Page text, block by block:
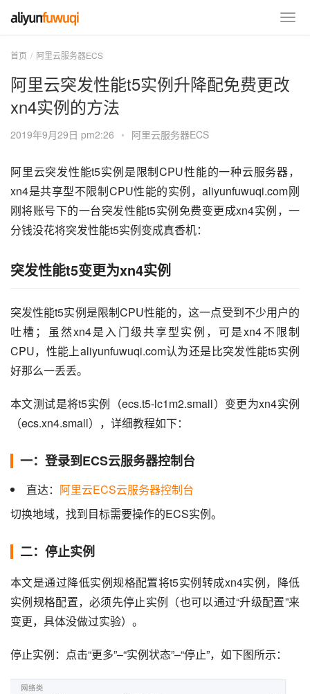
首页 阿里云服务器ECS
阿里云突发性能t5实例升降配免费更改
xn4实例的方法
2019年9月29日 pm2:26 • 阿里云服务器ECS
阿里云突发性能t5实例是限制CPU性能的一种云服务器，
xn4是共享型不限制CPU性能的实例，aliyunfuwuqi.com刚
刚将账号下的一台突发性能t5实例免费变更成xn4实例，一
分钱没花将突发性能t5实例变成真香机：
突发性能t5变更为xn4实例
突发性能t5实例是限制CPU性能的，这一点受到不少用户的
吐槽；虽然xn4是入门级共享型实例，可是xn4不限制
CPU，性能上aliyunfuwuqi.com认为还是比突发性能t5实例
好那么一丢丢。
本文测试是将t5实例（ecs.t5-lc1m2.small）变更为xn4实例
（ecs.xn4.small），详细教程如下：
一：登录到ECS云服务器控制台
直达： 阿里云ECS云服务器控制台
切换地域，找到目标需要操作的ECS实例。
二：停止实例
本文是通过降低实例规格配置将t5实例转成xn4实例，降低
实例规格配置，必须先停止实例（也可以通过“升级配置”来
变更，具体没做过实验）。
停止实例：点击“更多”–“实例状态”–“停止”，如下图所示：